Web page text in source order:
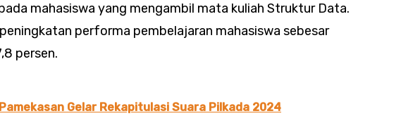
mahasiswa yang mengambil mata kuliah Struktur Data.
performa pembelajaran mahasiswa sebesar
persen.
Gelar Rekapitulasi Suara Pilkada 2024